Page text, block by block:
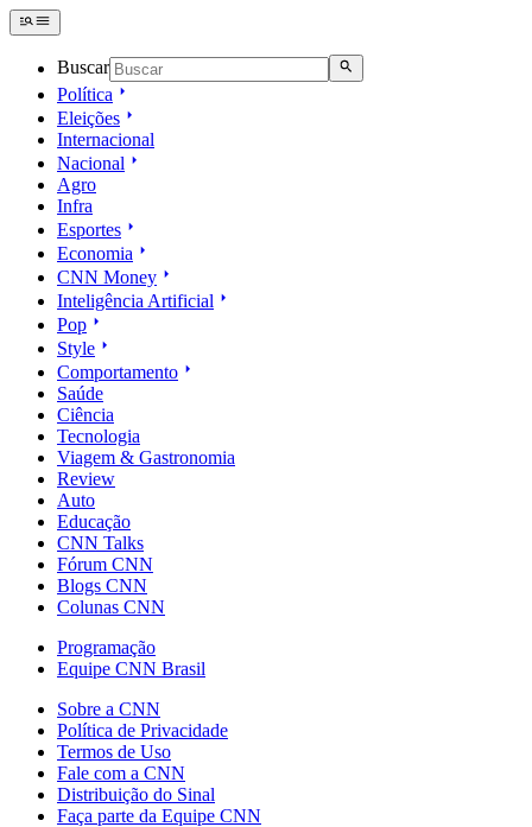
Buscar
Política
Eleições
Internacional
Nacional
Agro
Infra
Esportes
Economia
CNN Money
Inteligência Artificial
Pop
Style
Comportamento
Saúde
Ciência
Tecnologia
Viagem & Gastronomia
Review
Auto
Educação
CNN Talks
Fórum CNN
Blogs CNN
Colunas CNN
Programação
Equipe CNN Brasil
Sobre a CNN
Política de Privacidade
Termos de Uso
Fale com a CNN
Distribuição do Sinal
Faça parte da Equipe CNN